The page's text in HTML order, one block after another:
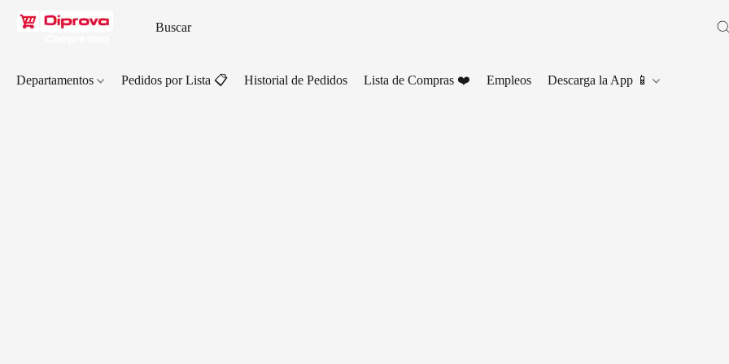
Departamentos Pedidos por Lista 📋 Historial de Pedidos Lista de Compras ❤️ Empleos Descarga la App 📱